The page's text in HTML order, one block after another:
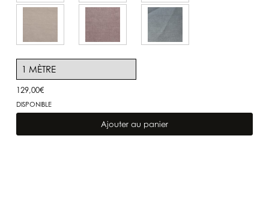
129,00€
DISPONIBLE
quantité
Ajouter au panier